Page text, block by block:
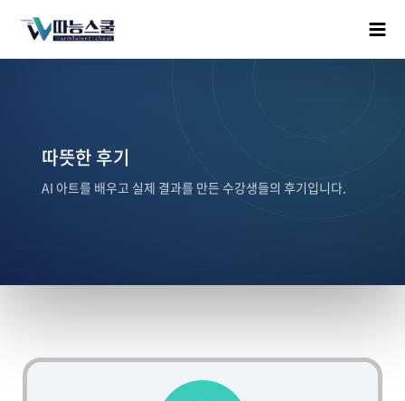
따뜻한 후기
AI 아트를 배우고 실제 결과를 만든 수강생들의 후기입니다.